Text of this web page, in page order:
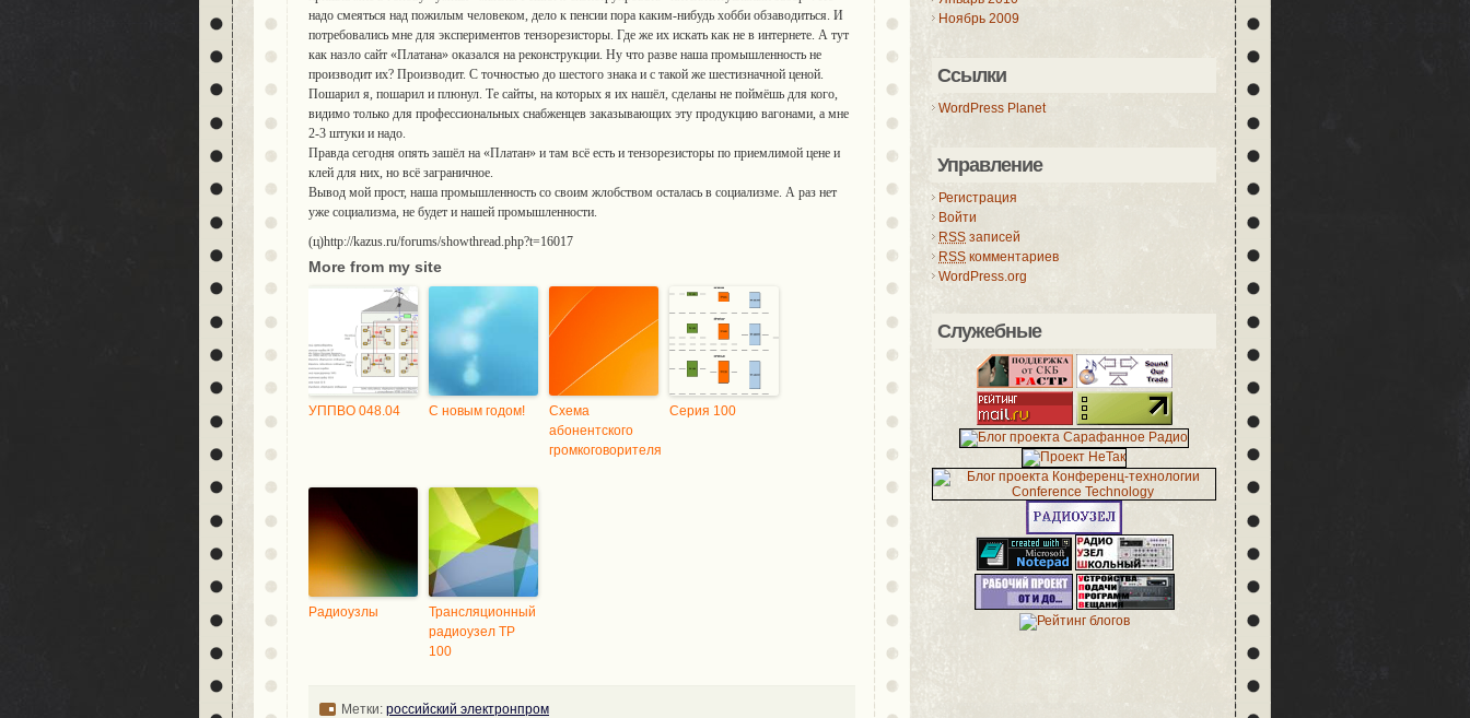
надо смеяться над пожилым человеком, дело к пенсии пора каким-нибудь хобби обзаводиться. И
потребовались мне для экспериментов тензорезисторы. Где же их искать как не в интернете. А тут
как назло сайт «Платана» оказался на реконструкции. Ну что разве наша промышленность не
производит их? Производит. С точностью до шестого знака и с такой же шестизначной ценой.
Пошарил я, пошарил и плюнул. Те сайты, на которых я их нашёл, сделаны не поймёшь для кого,
видимо только для профессиональных снабженцев заказывающих эту продукцию вагонами, а мне
2-3 штуки и надо.
Правда сегодня опять зашёл на «Платан» и там всё есть и тензорезисторы по приемлимой цене и
клей для них, но всё заграничное.
Вывод мой прост, наша промышленность со своим жлобством осталась в социализме. А раз нет
уже социализма, не будет и нашей промышленности.
(ц)http://kazus.ru/forums/showthread.php?t=16017
More from my site
УППВО 048.04 С новым годом!
Схема
абонентского
громкоговорителя
Серия 100
Радиоузлы
Трансляционный
радиоузел ТР
100
Метки: российский электронпром
Ноябрь 2009
Ссылки
WordPress Planet
Управление
Регистрация
Войти
RSS записей
RSS комментариев
WordPress.org
Служебные